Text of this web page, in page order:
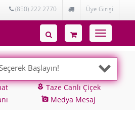
(850) 222 2770 Üye Girişi
Toggle
navigation
Seçerek Başlayın!
local_floristTaze Canlı Çiçek
add_a_photo Medya Mesaj